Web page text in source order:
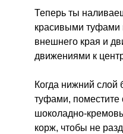
Теперь ты
красивыми туфами
внешнего края и
движениями к
Когда нижний слой
туфами, поместите
шоколадно-
корж, чтобы не